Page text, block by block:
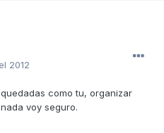
2012
como tu, organizar
voy seguro.